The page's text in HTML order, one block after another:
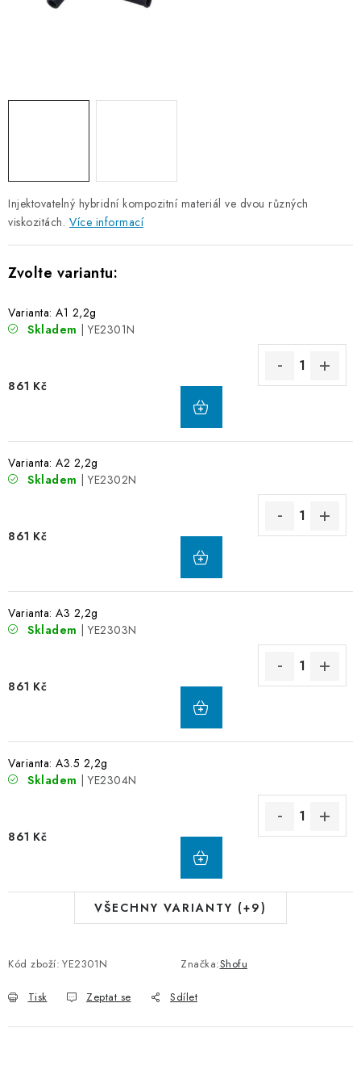
Injektovatelný hybridní kompozitní materiál ve dvou různých
viskozitách. Více informací
Varianta: A1 2,2g
Skladem
| YE2301N
861 Kč
Varianta: A2 2,2g
Skladem
| YE2302N
861 Kč
Varianta: A3 2,2g
Skladem
| YE2303N
861 Kč
Varianta: A3.5 2,2g
Skladem
| YE2304N
861 Kč
VŠECHNY VARIANTY (+9)
Kód zboží: YE2301N Značka:Shofu
Tisk Zeptat se Sdílet